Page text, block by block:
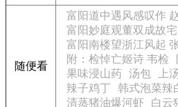
随便看
富阳道中遇风感叹作
富阳妙庭观董双成故
富阳南楼望浙江风起
附：检悼亡姬诗 韦检
果味浸山药 汤包 上
辣子鸡丁 韩式泡菜辣
清蒸猪油爆河虾
白云